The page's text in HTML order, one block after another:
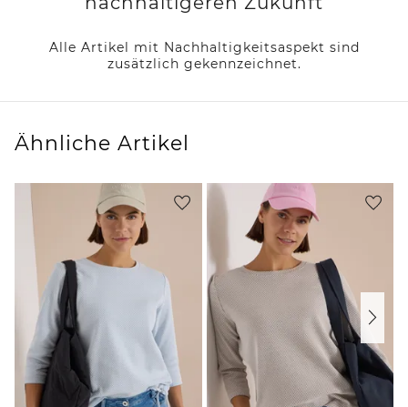
Alle Artikel mit Nachhaltigkeitsaspekt sind
zusätzlich gekennzeichnet.
Ähnliche Artikel